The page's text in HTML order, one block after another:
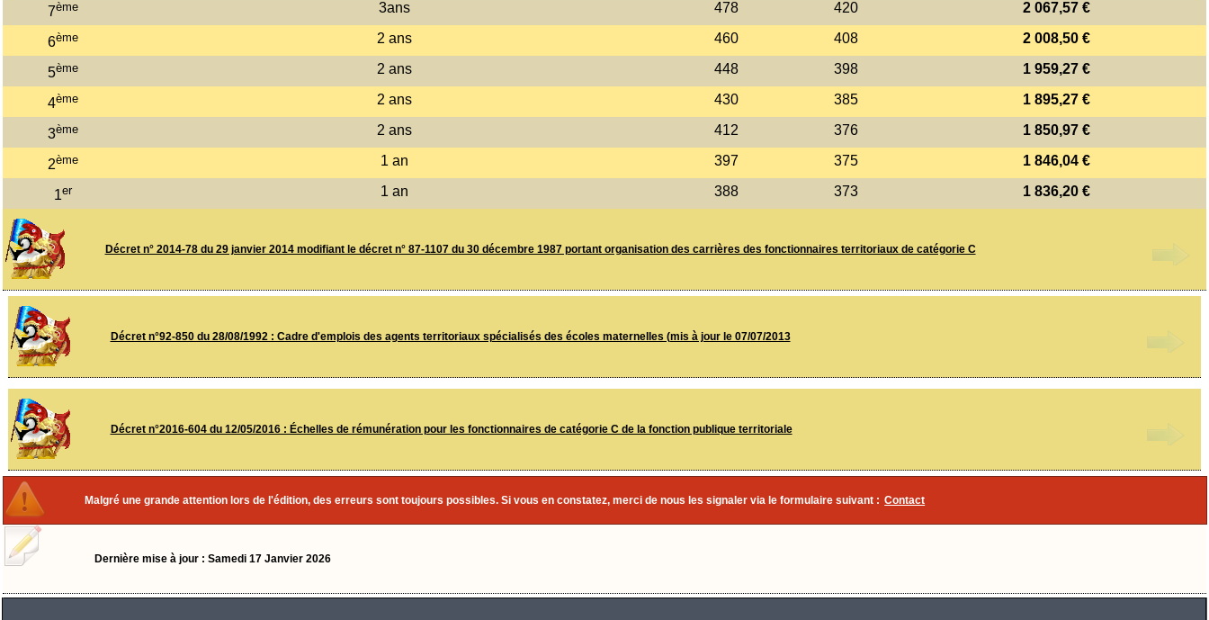
7ème 3ans 478 420 2 067,57 €
6ème 2 ans 460 408 2 008,50 €
5ème 2 ans 448 398 1 959,27 €
4ème 2 ans 430 385 1 895,27 €
3ème 2 ans 412 376 1 850,97 €
2ème 1 an 397 375 1 846,04 €
1er 1 an 388 373 1 836,20 €
Décret n° 2014-78 du 29 janvier 2014 modifiant le décret n° 87-1107 du 30 décembre 1987 portant organisation des carrières des fonctionnaires territoriaux de catégorie C
Décret n°92-850 du 28/08/1992 : Cadre d'emplois des agents territoriaux spécialisés des écoles maternelles (mis à jour le 07/07/2013
Décret n°2016-604 du 12/05/2016 : Échelles de rémunération pour les fonctionnaires de catégorie C de la fonction publique territoriale
Malgré une grande attention lors de l'édition, des erreurs sont toujours possibles. Si vous en constatez, merci de nous les signaler via le formulaire suivant : Contact
Dernière mise à jour : Samedi 17 Janvier 2026